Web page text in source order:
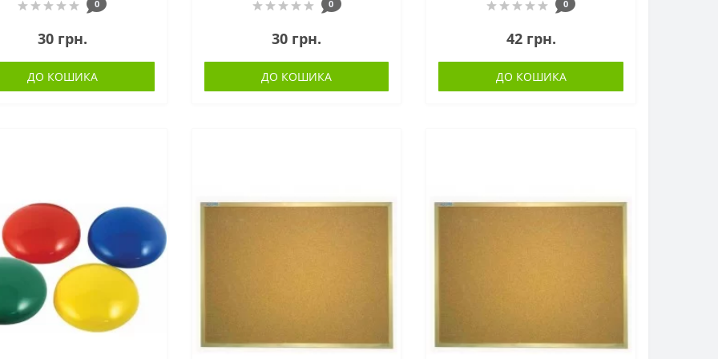
0
30 грн.
ДО КОШИКА
0
30 грн.
ДО КОШИКА
0
42 грн.
ДО КОШИКА